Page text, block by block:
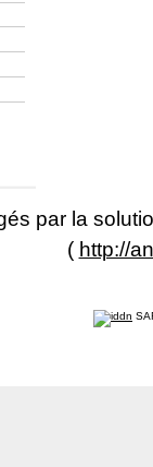
par la
( http://